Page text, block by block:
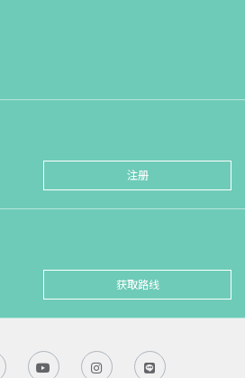
注册
获取路线